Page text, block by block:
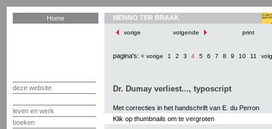
Home
deze website
leven en werk
boeken
MENNO TER BRAAK
vorige volgende print
pagina's: < vorige 1 2 3 4 5 6 7 8 9 10 11
Dr. Dumay verliest..., typoscript
Met correcties in het handschrift van E. du Perron
Klik op thumbnails om te vergroten